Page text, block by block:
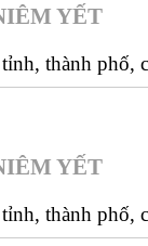
YẾT
thành phố,
YẾT
thành phố,